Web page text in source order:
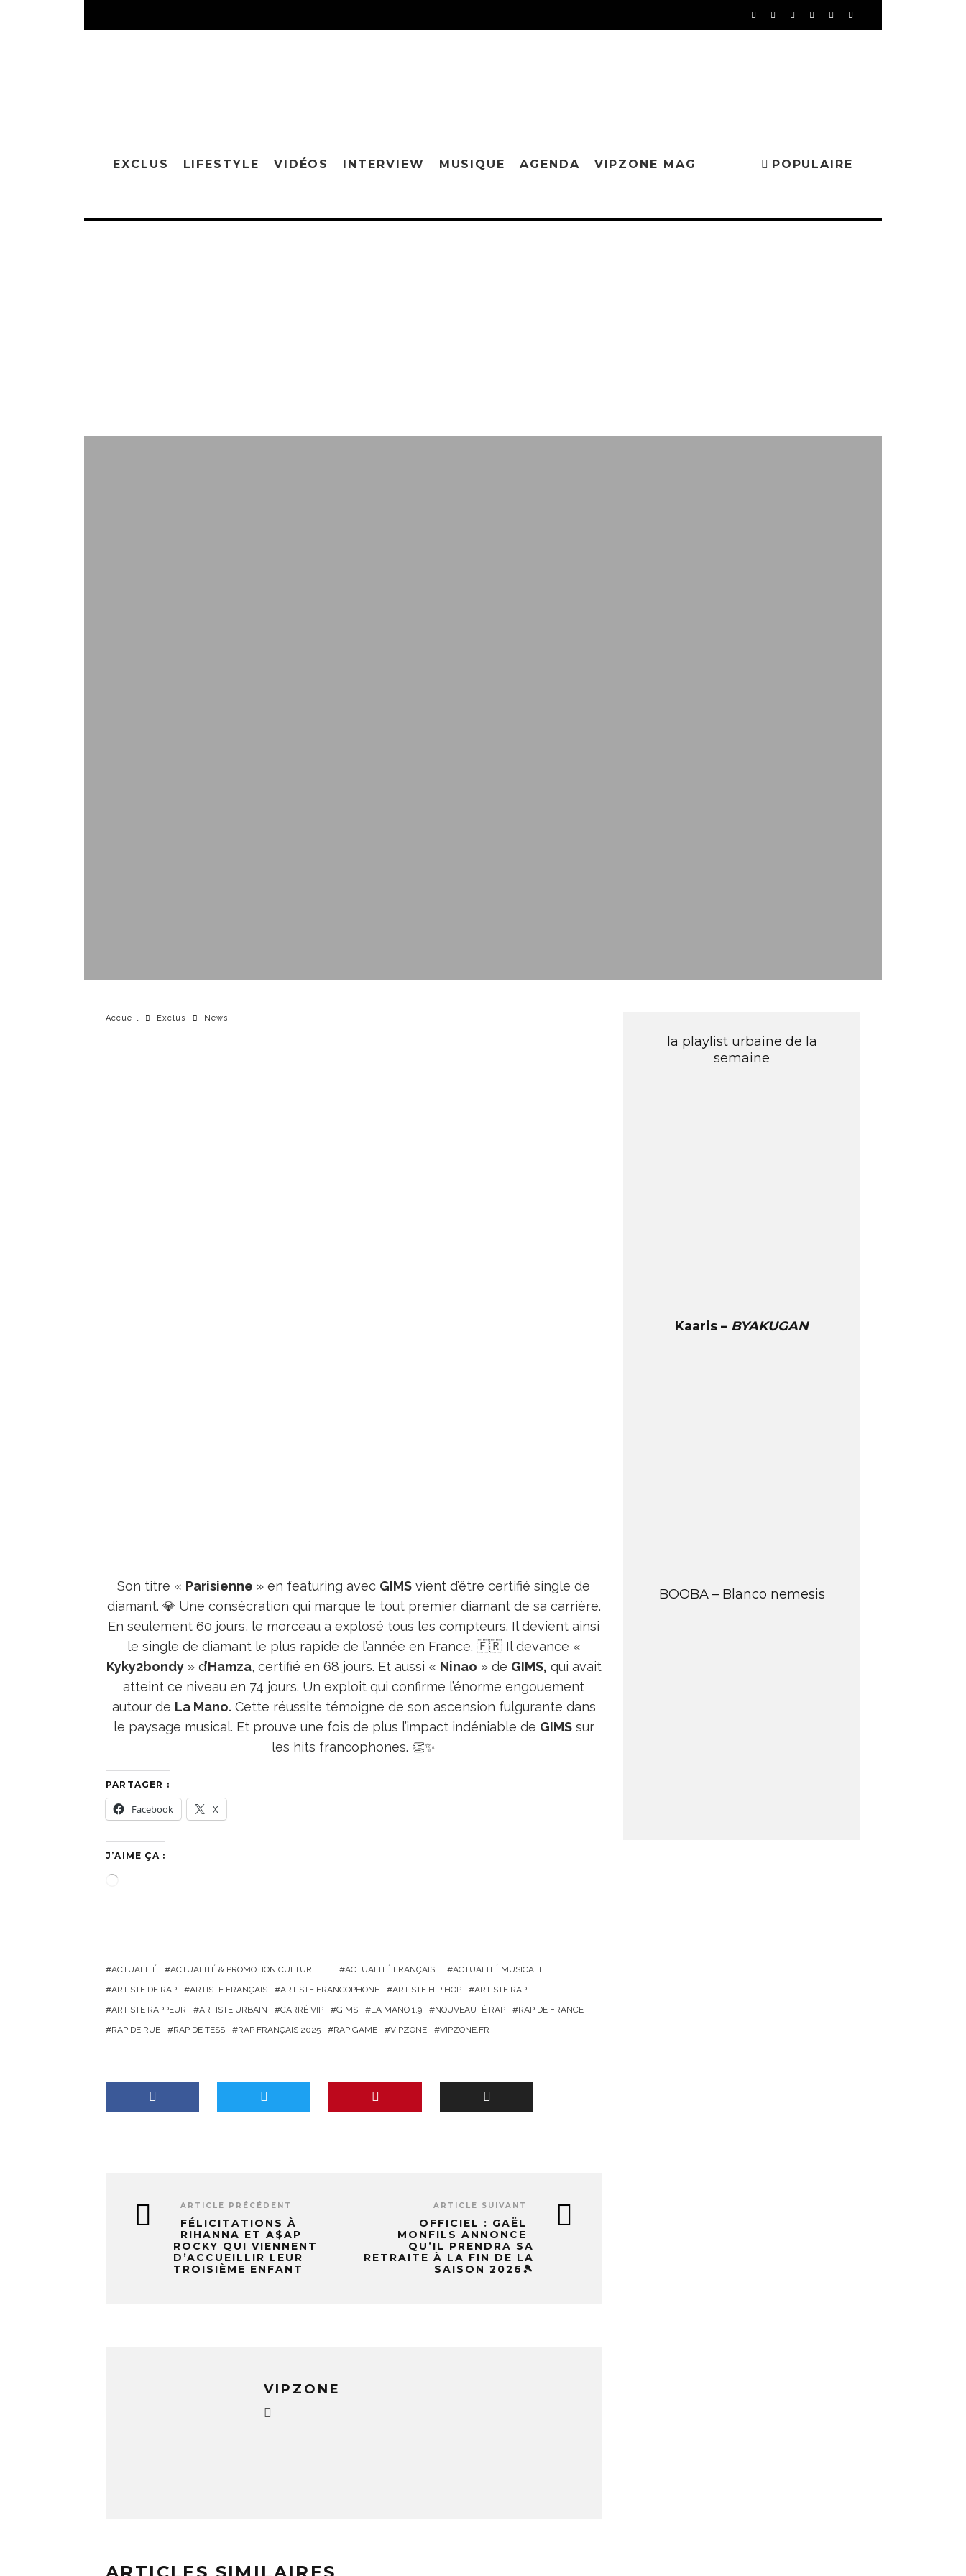
EXCLUS LIFESTYLE VIDÉOS INTERVIEW MUSIQUE AGENDA VIPZONE MAG POPULAIRE
Accueil Exclus News
Son titre « Parisienne » en featuring avec GIMS vient d’être certifié single de
diamant. 💎 Une consécration qui marque le tout premier diamant de sa carrière.
En seulement 60 jours, le morceau a explosé tous les compteurs. Il devient ainsi
le single de diamant le plus rapide de l’année en France. 🇫🇷 Il devance «
Kyky2bondy» d’Hamza, certifié en 68 jours. Et aussi « Ninao » de GIMS, qui avait
atteint ce niveau en 74 jours. Un exploit qui confirme l’énorme engouement
autour de La Mano.Cette réussite témoigne de son ascension fulgurante dans
le paysage musical. Et prouve une fois de plus l’impact indéniable de GIMSsur
les hits francophones. 👏✨
PARTAGER :
Facebook X
J’AIME ÇA :
…
ACTUALITÉ ACTUALITÉ & PROMOTION CULTURELLE ACTUALITÉ FRANÇAISE
ACTUALITÉ MUSICALE
ARTISTE DE RAP
ARTISTE FRANÇAIS ARTISTE FRANCOPHONE ARTISTE HIP HOP
ARTISTE RAP
ARTISTE RAPPEUR
ARTISTE URBAIN CARRÉ VIP GIMS LA MANO 1.9 NOUVEAUTÉ RAP
RAP DE FRANCE
RAP DE RUE
RAP DE TESS RAP FRANÇAIS 2025 RAP GAME VIPZONE VIPZONE.FR
ARTICLE PRÉCÉDENT
FÉLICITATIONS À
RIHANNA ET A$AP
ROCKY QUI VIENNENT
D’ACCUEILLIR LEUR
TROISIÈME ENFANT
ARTICLE SUIVANT
OFFICIEL : GAËL
MONFILS ANNONCE
QU’IL PRENDRA SA
RETRAITE À LA FIN DE LA
SAISON 2026🎾
VIPZONE
la playlist urbaine de la
semaine
Kaaris – BYAKUGAN
BOOBA – Blanco nemesis